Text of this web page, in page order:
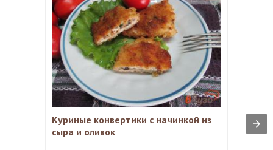
Куриные конвертики с начинкой из
сыра и оливок